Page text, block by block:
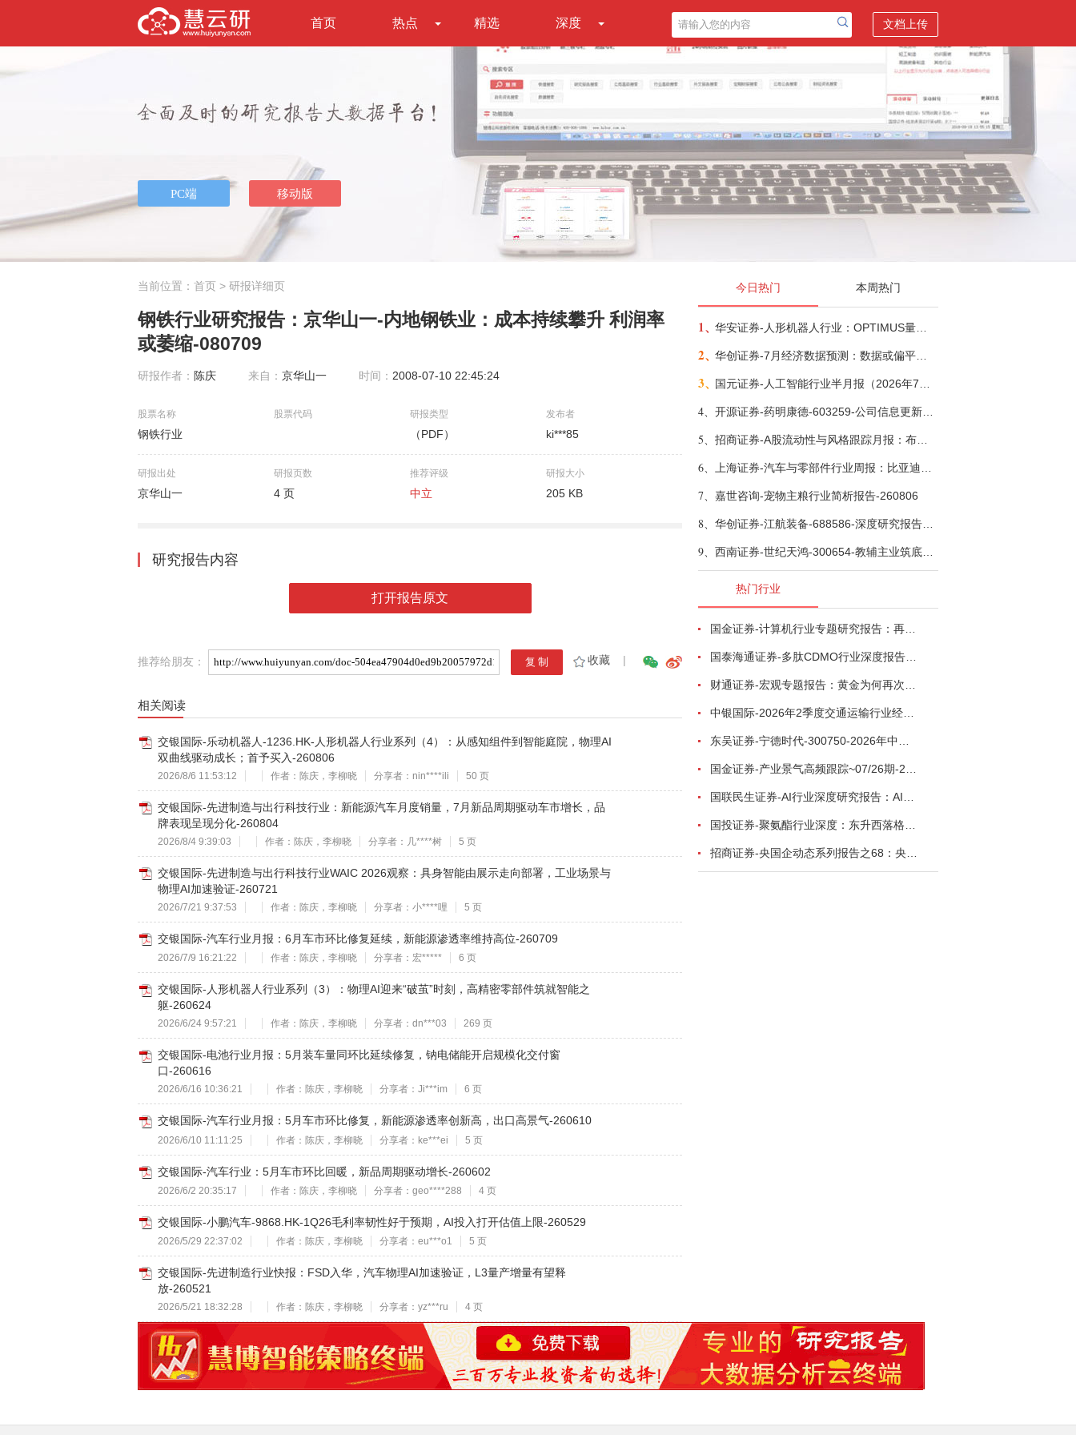
首页 热点 精选 深度 文档上传
当前位置： 首页 > 研报详细页
钢铁行业研究报告：京华山一-内地钢铁业：成本持续攀升 利润率
或萎缩-080709
研报作者： 陈庆 来自： 京华山一 时间： 2008-07-10 22:45:24
股票名称
钢铁行业
股票代码 研报类型
（PDF）
发布者
ki***85
研报出处
京华山一
研报页数
4 页
推荐评级
中立
研报大小
205 KB
研究报告内容
打开报告原文
推荐给朋友： 收藏 |
相关阅读
交银国际-乐动机器人-1236.HK-人形机器人行业系列（4）：从感知组件到智能庭院，物理AI
双曲线驱动成长；首予买入-260806
2026/8/6 11:53:12 作者：陈庆，李柳晓 分享者：nin****ili 50 页
交银国际-先进制造与出行科技行业：新能源汽车月度销量，7月新品周期驱动车市增长，品
牌表现呈现分化-260804
2026/8/4 9:39:03 作者：陈庆，李柳晓 分享者：几****树 5 页
交银国际-先进制造与出行科技行业WAIC 2026观察：具身智能由展示走向部署，工业场景与
物理AI加速验证-260721
2026/7/21 9:37:53 作者：陈庆，李柳晓 分享者：小****哩 5 页
交银国际-汽车行业月报：6月车市环比修复延续，新能源渗透率维持高位-260709
2026/7/9 16:21:22 作者：陈庆，李柳晓 分享者：宏***** 6 页
交银国际-人形机器人行业系列（3）：物理AI迎来“破茧”时刻，高精密零部件筑就智能之
躯-260624
2026/6/24 9:57:21 作者：陈庆，李柳晓 分享者：dn***03 269 页
交银国际-电池行业月报：5月装车量同环比延续修复，钠电储能开启规模化交付窗
口-260616
2026/6/16 10:36:21 作者：陈庆，李柳晓 分享者：Ji***im 6 页
交银国际-汽车行业月报：5月车市环比修复，新能源渗透率创新高，出口高景气-260610
2026/6/10 11:11:25 作者：陈庆，李柳晓 分享者：ke***ei 5 页
交银国际-汽车行业：5月车市环比回暖，新品周期驱动增长-260602
2026/6/2 20:35:17 作者：陈庆，李柳晓 分享者：geo****288 4 页
交银国际-小鹏汽车-9868.HK-1Q26毛利率韧性好于预期，AI投入打开估值上限-260529
2026/5/29 22:37:02 作者：陈庆，李柳晓 分享者：eu***o1 5 页
交银国际-先进制造行业快报：FSD入华，汽车物理AI加速验证，L3量产增量有望释
放-260521
2026/5/21 18:32:28 作者：陈庆，李柳晓 分享者：yz***ru 4 页
今日热门 本周热门
1、
2、
3、
4、
5、
6、
7、 嘉世咨询-宠物主粮行业简析报告-260806
8、
9、
热门行业